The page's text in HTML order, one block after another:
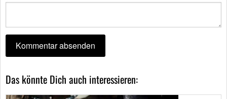
Das könnte Dich auch interessieren: